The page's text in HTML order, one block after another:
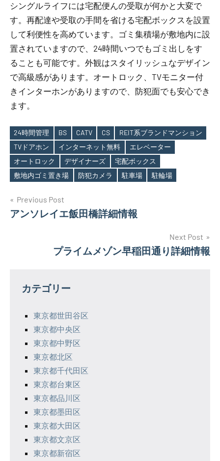
シングルライフには宅配便んの受取が何かと大変で
す。再配達や受取の手間を省ける宅配ボックスを設置
して利便性を高めています。ゴミ集積場が敷地内に設
置されていますので、24時間いつでもゴミ出しをす
ることも可能です。外観はスタイリッシュなデザイン
で高級感があります。オートロック、TVモニター付
きインターホンがありますので、防犯面でも安心でき
ます。
Tags
24時間管理 BS CATV CS
REIT系ブランドマンション
TVドアホン
インターネット無料
エレベーター
オートロック
デザイナーズ
宅配ボックス
敷地内ゴミ置き場
防犯カメラ 駐車場 駐輪場
投
稿
ー
Previous Post
アンソレイエ飯田橋詳細情報
Next Post
プライムメゾン早稲田通り詳細情報
カテゴリー
東京都世田谷区
東京都中央区
東京都中野区
東京都北区
東京都千代田区
東京都台東区
東京都品川区
東京都墨田区
東京都大田区
東京都文京区
東京都新宿区